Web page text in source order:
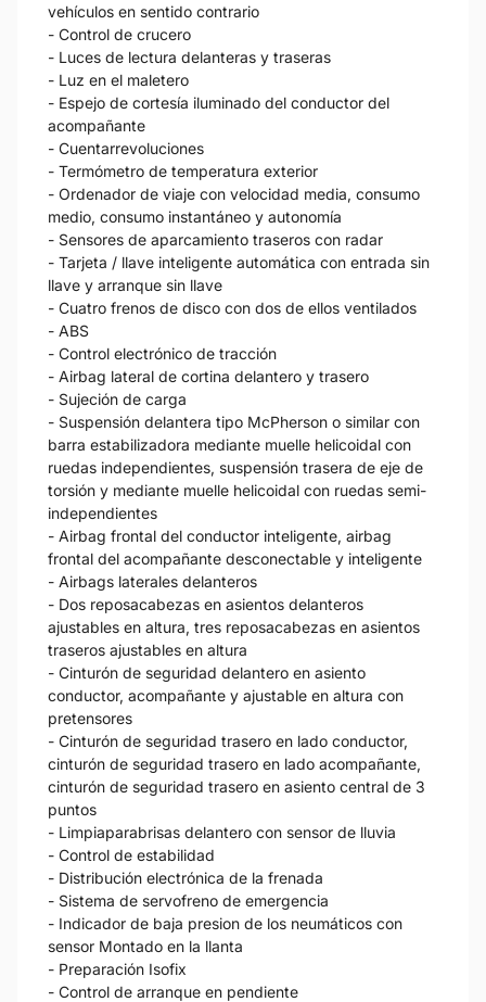
vehículos en sentido contrario
- Control de crucero
- Luces de lectura delanteras y traseras
- Luz en el maletero
- Espejo de cortesía iluminado del conductor del
acompañante
- Cuentarrevoluciones
- Termómetro de temperatura exterior
- Ordenador de viaje con velocidad media, consumo
medio, consumo instantáneo y autonomía
- Sensores de aparcamiento traseros con radar
- Tarjeta / llave inteligente automática con entrada sin
llave y arranque sin llave
- Cuatro frenos de disco con dos de ellos ventilados
- ABS
- Control electrónico de tracción
- Airbag lateral de cortina delantero y trasero
- Sujeción de carga
- Suspensión delantera tipo McPherson o similar con
barra estabilizadora mediante muelle helicoidal con
ruedas independientes, suspensión trasera de eje de
torsión y mediante muelle helicoidal con ruedas semi-
independientes
- Airbag frontal del conductor inteligente, airbag
frontal del acompañante desconectable y inteligente
- Airbags laterales delanteros
- Dos reposacabezas en asientos delanteros
ajustables en altura, tres reposacabezas en asientos
traseros ajustables en altura
- Cinturón de seguridad delantero en asiento
conductor, acompañante y ajustable en altura con
pretensores
- Cinturón de seguridad trasero en lado conductor,
cinturón de seguridad trasero en lado acompañante,
cinturón de seguridad trasero en asiento central de 3
puntos
- Limpiaparabrisas delantero con sensor de lluvia
- Control de estabilidad
- Distribución electrónica de la frenada
- Sistema de servofreno de emergencia
- Indicador de baja presion de los neumáticos con
sensor Montado en la llanta
- Preparación Isofix
- Control de arranque en pendiente